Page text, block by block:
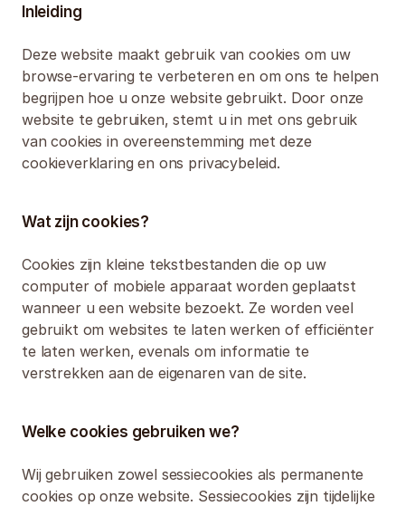
Inleiding
Deze website maakt gebruik van cookies om uw
browse-ervaring te verbeteren en om ons te helpen
begrijpen hoe u onze website gebruikt. Door onze
website te gebruiken, stemt u in met ons gebruik
van cookies in overeenstemming met deze
cookieverklaring en ons privacybeleid.
Wat zijn cookies?
Cookies zijn kleine tekstbestanden die op uw
computer of mobiele apparaat worden geplaatst
wanneer u een website bezoekt. Ze worden veel
gebruikt om websites te laten werken of efficiënter
te laten werken, evenals om informatie te
verstrekken aan de eigenaren van de site.
Welke cookies gebruiken we?
Wij gebruiken zowel sessiecookies als permanente
cookies op onze website. Sessiecookies zijn tijdelijke